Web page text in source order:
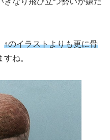
↑のイラストよりも更に骨
すね。